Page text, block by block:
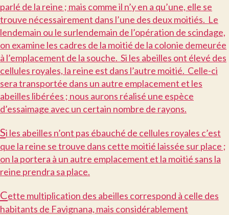
parlé de la reine ; mais comme il n’y en a qu’une, elle se
trouve nécessairement dans l’une des deux moitiés. Le
lendemain ou le surlendemain de l’opération de scindage,
on examine les cadres de la moitié de la colonie demeurée
à l’emplacement de la souche. Si les abeilles ont élevé des
cellules royales, la reine est dans l’autre moitié. Celle-ci
sera transportée dans un autre emplacement et les
abeilles libérées ; nous aurons réalisé une espèce
d’essaimage avec un certain nombre de rayons.
Si les abeilles n’ont pas ébauché de cellules royales c’est
que la reine se trouve dans cette moitié laissée sur place ;
on la portera à un autre emplacement et la moitié sans la
reine prendra sa place.
Cette multiplication des abeilles correspond à celle des
habitants de Favignana, mais considérablement